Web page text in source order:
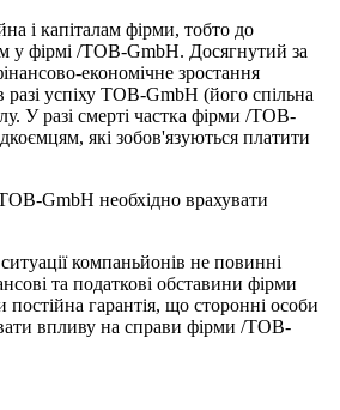
і капіталам фірми, тобто до
у фірмі /ТОВ-GmbH. Досягнутий за
економічне зростання
разі успіху ТОВ-GmbH (його спільна
У разі смерті частка фірми /ТОВ-
які зобов'язуються платити
GmbH необхідно врахувати
компаньйонів не повинні
та податкові обставини фірми
постійна гарантія, що сторонні особи
впливу на справи фірми /ТОВ-